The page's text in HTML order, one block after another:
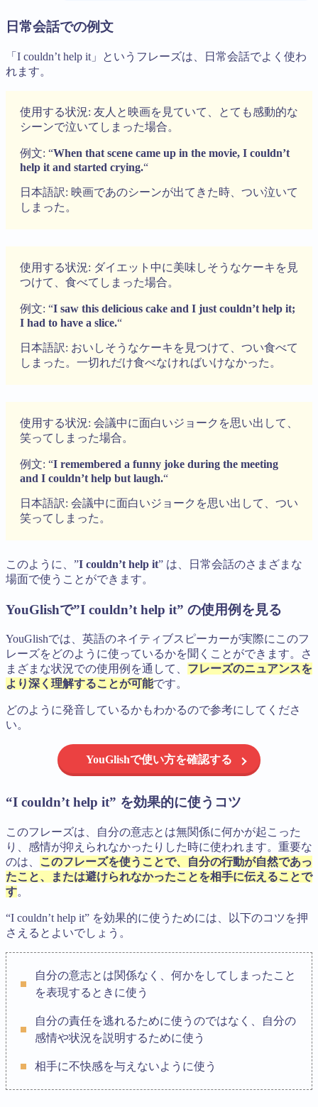
日常会話での例文
「I couldn’t help it」というフレーズは、日常会話でよく使わ
れます。
使用する状況: 友人と映画を見ていて、とても感動的な
シーンで泣いてしまった場合。
例文: “When that scene came up in the movie, I couldn’t
help it and started crying.“
日本語訳: 映画であのシーンが出てきた時、つい泣いて
しまった。
使用する状況: ダイエット中に美味しそうなケーキを見
つけて、食べてしまった場合。
例文: “I saw this delicious cake and I just couldn’t help it;
I had to have a slice.“
日本語訳: おいしそうなケーキを見つけて、つい食べて
しまった。一切れだけ食べなければいけなかった。
使用する状況: 会議中に面白いジョークを思い出して、
笑ってしまった場合。
例文: “I remembered a funny joke during the meeting
and I couldn’t help but laugh.“
日本語訳: 会議中に面白いジョークを思い出して、つい
笑ってしまった。
このように、”I couldn’t help it” は、日常会話のさまざまな
場面で使うことができます。
YouGlishで”I couldn’t help it” の使用例を見る
YouGlishでは、英語のネイティブスピーカーが実際にこのフ
レーズをどのように使っているかを聞くことができます。さ
まざまな状況での使用例を通して、 フレーズのニュアンスを
より深く理解することが可能です。
どのように発音しているかもわかるので参考にしてくださ
い。
YouGlishで使い方を確認する
“I couldn’t help it” を効果的に使うコツ
このフレーズは、自分の意志とは無関係に何かが起こった
り、感情が抑えられなかったりした時に使われます。重要な
のは、
このフレーズを使うことで、自分の行動が自然であっ
たこと、または避けられなかったことを相手に伝えることで
す。
“I couldn’t help it” を効果的に使うためには、以下のコツを押
さえるとよいでしょう。
自分の意志とは関係なく、何かをしてしまったこと
を表現するときに使う
自分の責任を逃れるために使うのではなく、自分の
感情や状況を説明するために使う
相手に不快感を与えないように使う